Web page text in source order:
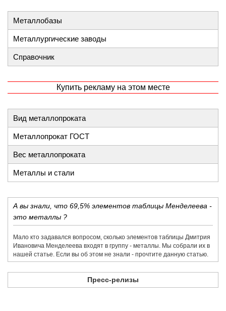
Металлобазы
Металлургические заводы
Справочник
Купить рекламу на этом месте
Вид металлопроката
Металлопрокат ГОСТ
Вес металлопроката
Металлы и стали
А вы знали, что 69,5% элементов таблицы Менделеева -
это металлы ?
Мало кто задавался вопросом, сколько элементов таблицы Дмитрия
Ивановича Менделеева входят в группу - металлы. Мы собрали их в
нашей статье. Если вы об этом не знали - прочтите данную статью.
Пресс-релизы